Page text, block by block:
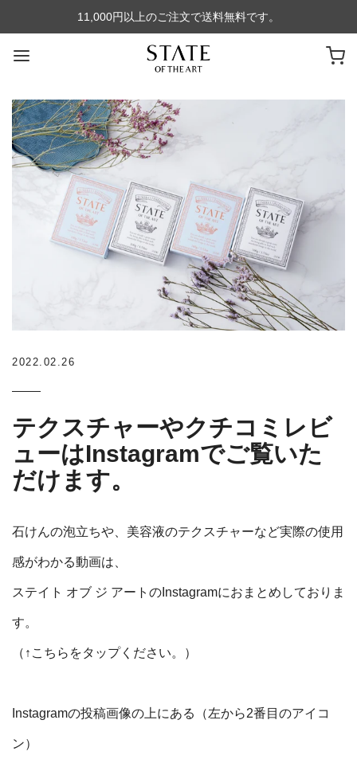
11,000円以上のご注文で送料無料です。
2022.02.26
テクスチャーやクチコミレビ
ューはInstagramでご覧いた
だけます。
石けんの泡立ちや、美容液のテクスチャーなど実際の使用
感がわかる動画は、
ステイト オブ ジ アートのInstagramにおまとめしておりま
す。
（↑こちらをタップください。）
Instagramの投稿画像の上にある（左から2番目のアイコ
ン）